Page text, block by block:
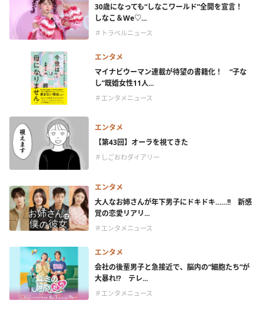
30歳になっても“しなこワールド”全開を宣言！
しなこ＆We♡...
＃トラベルニュース
エンタメ
マイナビウーマン連載が待望の書籍化！ “子な
し”既婚女性11人...
＃エンタメニュース
エンタメ
【第43回】オーラを視てきた
＃しごおわダイアリー
エンタメ
大人なお姉さんが年下男子にドキドキ……!! 新感
覚の恋愛リアリ...
＃エンタメニュース
エンタメ
会社の後輩男子と急接近で、脳内の“細胞たち”が
大暴れ!? テレ...
＃エンタメニュース